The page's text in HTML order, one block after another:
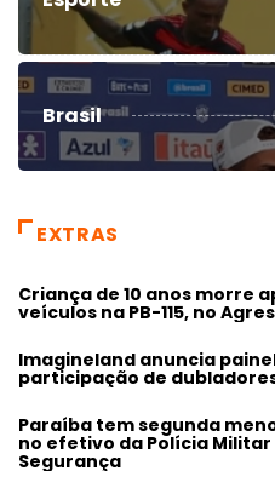
Brasil
EXTRAS
Criança de 10 anos morre
veículos na PB-115, no
Imagineland anuncia painel
participação de
Paraíba tem segunda
no efetivo da Polícia
Segurança